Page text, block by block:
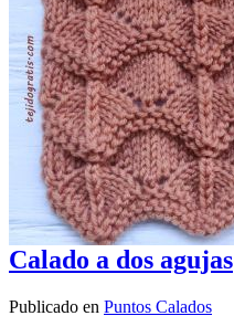
Calado a dos agujas
Publicado en Puntos Calados